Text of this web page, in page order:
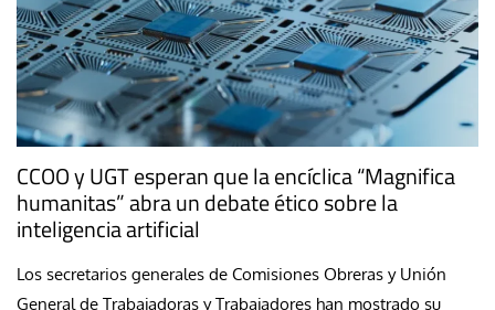
CCOO y UGT esperan que la encíclica “Magnifica
humanitas” abra un debate ético sobre la
inteligencia artificial
Los secretarios generales de Comisiones Obreras y Unión
General de Trabajadoras y Trabajadores han mostrado su